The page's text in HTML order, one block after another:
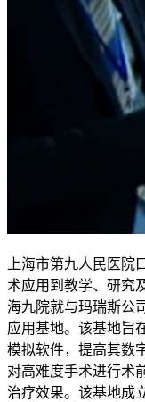
上海市第九人民医院
术应用到教学、研究
海九院就与玛瑞斯公
应用基地。该基地旨
模拟软件，提高其数
对高难度手术进行术
治疗效果。该基地成